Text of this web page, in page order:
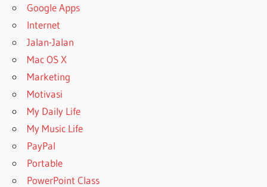
Google Apps
Internet
Jalan-Jalan
Mac OS X
Marketing
Motivasi
My Daily Life
My Music Life
PayPal
Portable
PowerPoint Class